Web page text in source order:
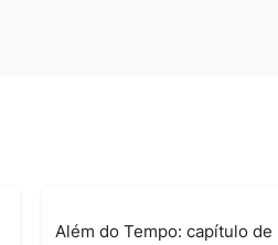
Além do Tempo: capítulo de